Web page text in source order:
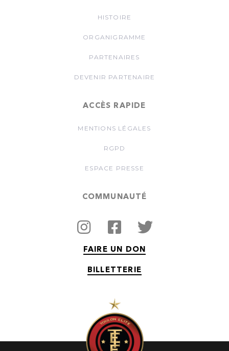
HISTOIRE
ORGANIGRAMME
PARTENAIRES
DEVENIR PARTENAIRE
ACCÈS RAPIDE
MENTIONS LÉGALES
RGPD
ESPACE PRESSE
COMMUNAUTÉ
FAIRE UN DON
BILLETTERIE